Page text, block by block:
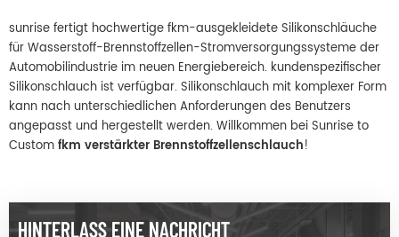
sunrise fertigt hochwertige fkm-ausgekleidete Silikonschläuche
für Wasserstoff-Brennstoffzellen-Stromversorgungssysteme der
Automobilindustrie im neuen Energiebereich. kundenspezifischer
Silikonschlauch ist verfügbar. Silikonschlauch mit komplexer Form
kann nach unterschiedlichen Anforderungen des Benutzers
angepasst und hergestellt werden. Willkommen bei Sunrise to
Customfkm verstärkter Brennstoffzellenschlauch!
HINTERLASS EINE NACHRICHT